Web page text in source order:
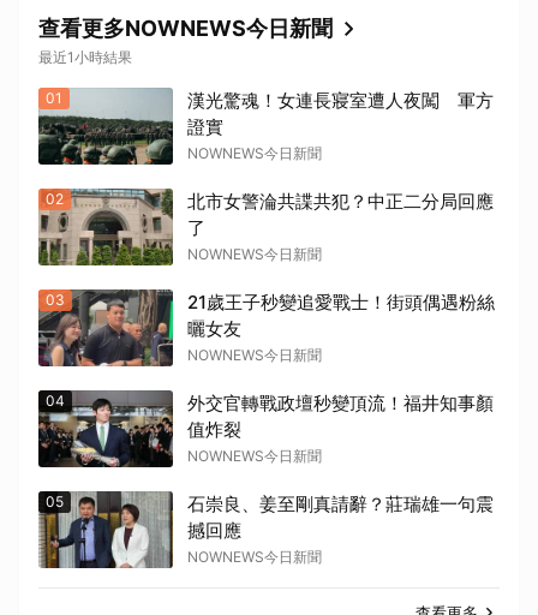
查看更多NOWNEWS今日新聞
最近1小時結果
01
漢光驚魂！女連長寢室遭人夜闖 軍方
證實
NOWNEWS今日新聞
02
北市女警淪共諜共犯？中正二分局回應
了
NOWNEWS今日新聞
03
21歲王子秒變追愛戰士！街頭偶遇粉絲
曬女友
NOWNEWS今日新聞
04
外交官轉戰政壇秒變頂流！福井知事顏
值炸裂
NOWNEWS今日新聞
05
石崇良、姜至剛真請辭？莊瑞雄一句震
撼回應
NOWNEWS今日新聞